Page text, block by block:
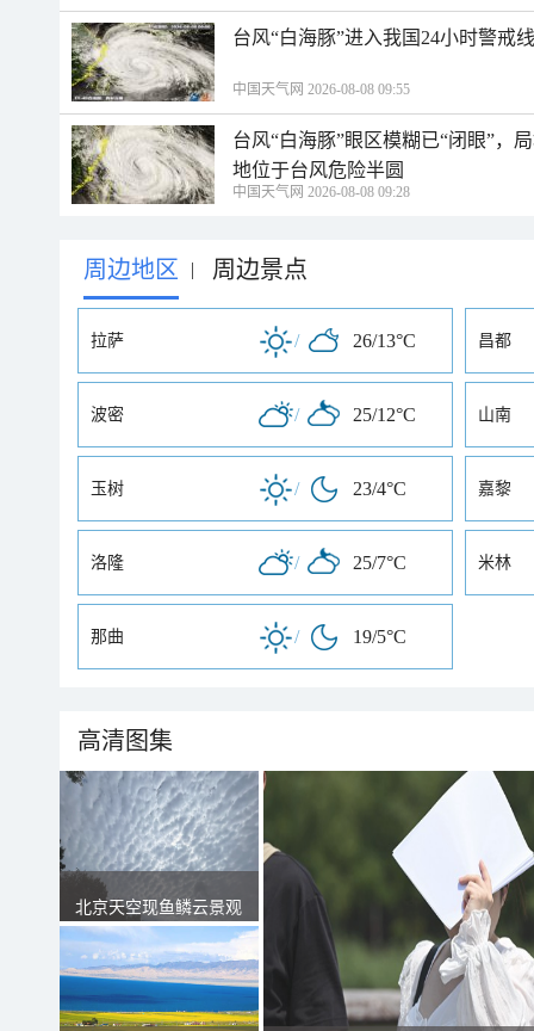
台风“白海豚”进入我国24小时警戒
中国天气网 2026-08-08 09:55
台风“白海豚”眼区模糊已“闭眼”，
地位于台风危险半圆
中国天气网 2026-08-08 09:28
周边地区 | 周边景点
拉萨 / 26/13°C 昌都
波密 / 25/12°C 山南
玉树 / 23/4°C 嘉黎
洛隆 / 25/7°C 米林
那曲 / 19/5°C
高清图集
北京天空现鱼鳞云景观